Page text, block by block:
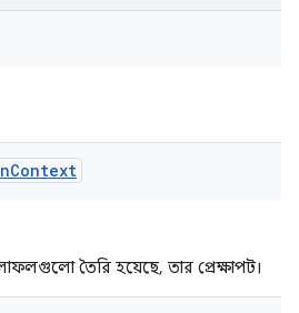
Context
তৈরি হয়েছে, তার প্রেক্ষাপট।